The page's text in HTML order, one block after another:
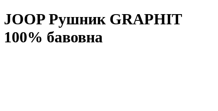
JOOP Рушник GRAPHIT
100% бавовна